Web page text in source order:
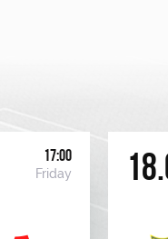
17:00
Friday